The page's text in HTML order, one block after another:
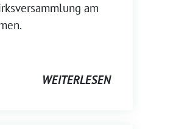
am
WEITERLESEN